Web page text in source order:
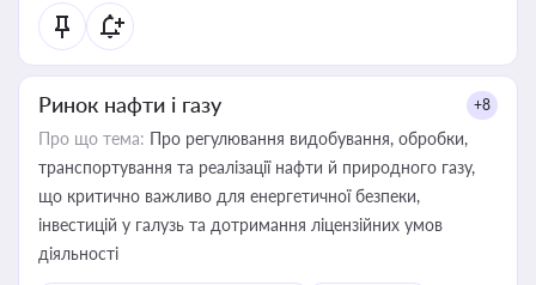
Ринок нафти і газу +8
Про що тема: Про регулювання видобування, обробки,
транспортування та реалізації нафти й природного газу,
що критично важливо для енергетичної безпеки,
інвестицій у галузь та дотримання ліцензійних умов
діяльності